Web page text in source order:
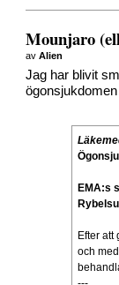
Mounjaro
avAlien
Jag har blivit
EMA:s
Efter att
och